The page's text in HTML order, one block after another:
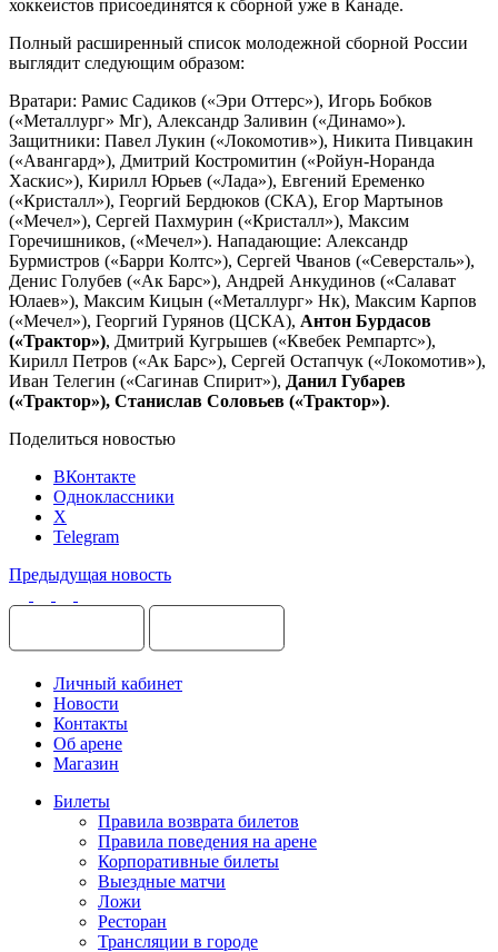
хоккеистов присоединятся к сборной уже в Канаде.
Полный расширенный список молодежной сборной России
выглядит следующим образом:
Вратари: Рамис Садиков («Эри Оттерс»), Игорь Бобков
(«Металлург» Мг), Александр Заливин («Динамо»).
Защитники: Павел Лукин («Локомотив»), Никита Пивцакин
(«Авангард»), Дмитрий Костромитин («Ройун-Норанда
Хаскис»), Кирилл Юрьев («Лада»), Евгений Еременко
(«Кристалл»), Георгий Бердюков (СКА), Егор Мартынов
(«Мечел»), Сергей Пахмурин («Кристалл»), Максим
Горечишников, («Мечел»). Нападающие: Александр
Бурмистров («Барри Колтс»), Сергей Чванов («Северсталь»),
Денис Голубев («Ак Барс»), Андрей Анкудинов («Салават
Юлаев»), Максим Кицын («Металлург» Нк), Максим Карпов
(«Мечел»), Георгий Гурянов (ЦСКА), Антон Бурдасов
(«Трактор»), Дмитрий Кугрышев («Квебек Ремпартс»),
Кирилл Петров («Ак Барс»), Сергей Остапчук («Локомотив»),
Иван Телегин («Сагинав Спирит»), Данил Губарев
(«Трактор»), Станислав Соловьев («Трактор»).
Поделиться новостью
ВКонтакте
Одноклассники
X
Telegram
Предыдущая новость
Личный кабинет
Новости
Контакты
Об арене
Магазин
Билеты
Правила возврата билетов
Правила поведения на арене
Корпоративные билеты
Выездные матчи
Ложи
Ресторан
Трансляции в городе